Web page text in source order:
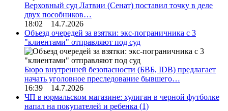
Верховный суд Латвии (Сенат) поставил точку в деле
двух пособников…
18:02 14.7.2026
Объезд очередей за взятки: экс-пограничника с 3
"клиентами" отправляют под суд
Бюро внутренней безопасности (БВБ, IDB) предлагает
начать уголовное преследование бывшего…
16:39 14.7.2026
ЧП в юрмальском магазине: хулиган в черной футболке
напал на покупателей и ребенка (1)